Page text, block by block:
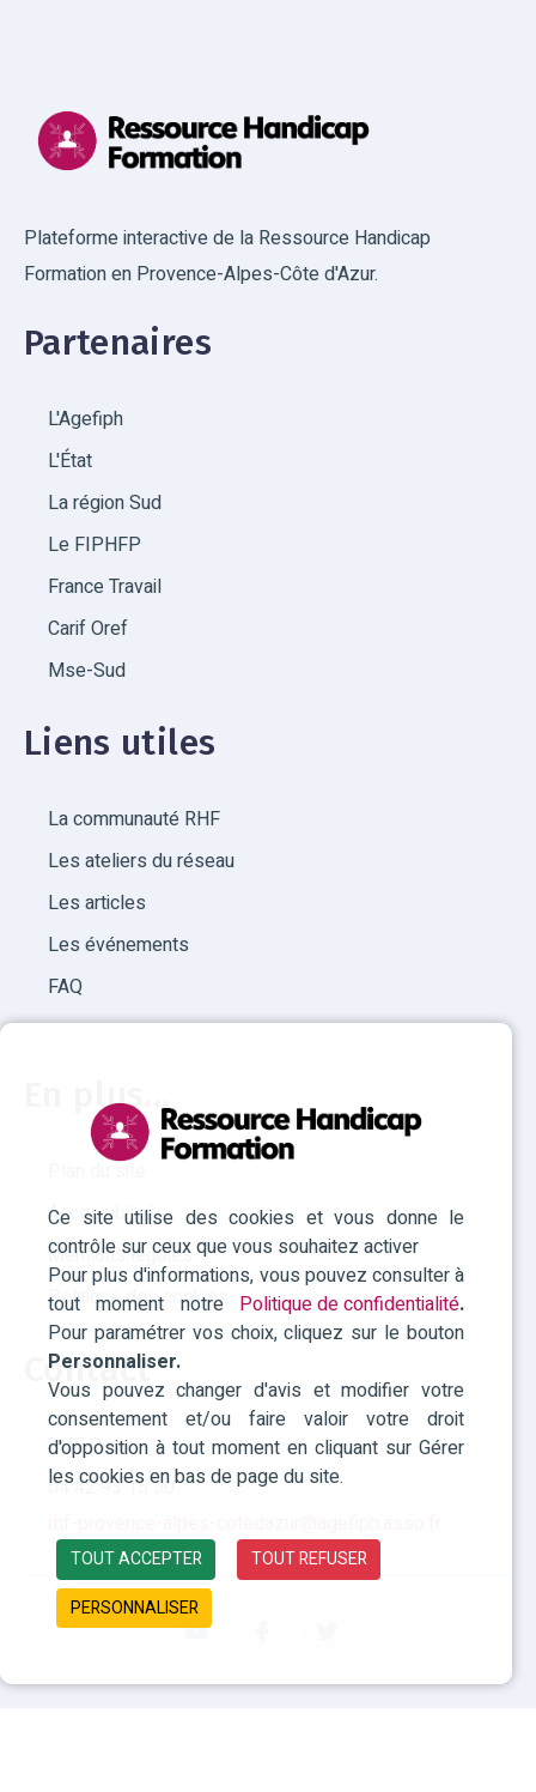
Ce site utilise des cookies et vous donne le
contrôle sur ceux que vous souhaitez activer
Pour plus d'informations, vous pouvez consulter à
tout moment notre Politique de confidentialité.
Pour paramétrer vos choix, cliquez sur le bouton
Personnaliser.
Vous pouvez changer d'avis et modifier votre
consentement et/ou faire valoir votre droit
d'opposition à tout moment en cliquant sur Gérer
les cookies en bas de page du site.
TOUT ACCEPTER
TOUT REFUSER
PERSONNALISER
Plateforme interactive de la Ressource Handicap
Formation en Provence-Alpes-Côte d'Azur.
Partenaires
L'Agefiph
L'État
La région Sud
Le FIPHFP
France Travail
Carif Oref
Mse-Sud
Liens utiles
La communauté RHF
Les ateliers du réseau
Les articles
Les événements
FAQ
En plus...
Plan du site
Accessibilité
Mentions légales
Politique des cookies
Contact
RHF Paca
04 42 93 15 50